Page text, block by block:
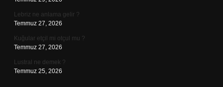
Lebriz ne anlama gelir ?
Temmuz 27, 2026
Kuğular etçil mi otçul mu ?
Temmuz 27, 2026
Lustral ne demek ?
Temmuz 25, 2026